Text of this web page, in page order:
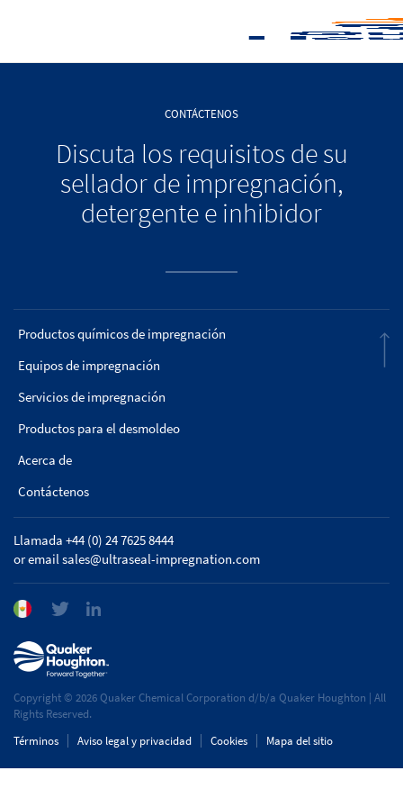
CONTÁCTENOS
Discuta los requisitos de su
sellador de impregnación,
detergente e inhibidor
Productos químicos de impregnación
Equipos de impregnación
Servicios de impregnación
Productos para el desmoldeo
Acerca de
Contáctenos
Llamada +44 (0) 24 7625 8444
or emailsales@ultraseal-impregnation.com
Copyright © 2026 Quaker Chemical Corporation d/b/a Quaker Houghton | All
Rights Reserved.
Términos
Aviso legal y privacidad Cookies Mapa del sitio